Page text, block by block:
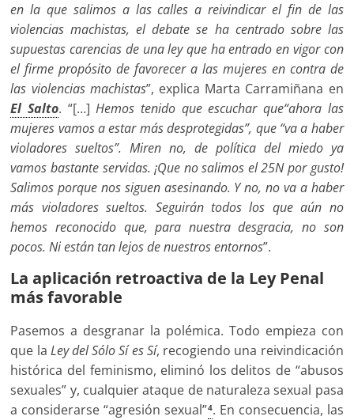
en la que salimos a las calles a reivindicar el fin de las
violencias machistas, el debate se ha centrado sobre las
supuestas carencias de una ley que ha entrado en vigor con
el firme propósito de favorecer a las mujeres en contra de
las violencias machistas”, explica Marta Carramiñana en
El Salto. “[…]Hemos tenido que escuchar que“ahora las
mujeres vamos a estar más desprotegidas”, que “va a haber
violadores sueltos”. Miren no, de política del miedo ya
vamos bastante servidas. ¡Que no salimos el 25N por gusto!
Salimos porque nos siguen asesinando. Y no, no va a haber
más violadores sueltos. Seguirán todos los que aún no
hemos reconocido que, para nuestra desgracia, no son
pocos. Ni están tan lejos de nuestros entornos”.
La aplicación retroactiva de la Ley Penal
más favorable
Pasemos a desgranar la polémica. Todo empieza con
que la Ley del Sólo Sí es Sí, recogiendo una reivindicación
histórica del feminismo, eliminó los delitos de “abusos
sexuales” y, cualquier ataque de naturaleza sexual pasa
a considerarse “agresión sexual”4. En consecuencia, las